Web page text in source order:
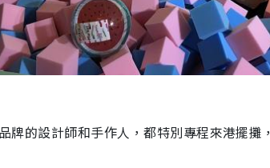
牌的設計師和手作人，都特別專程來港擺攤，